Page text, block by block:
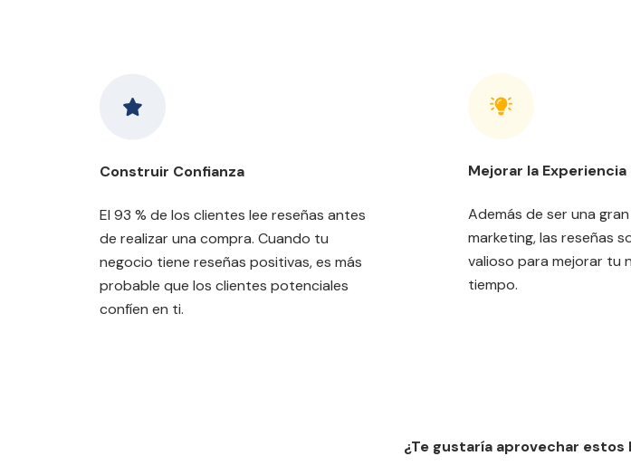
Construir Confianza
El 93 % de los clientes lee reseñas antes
de realizar una compra. Cuando tu
negocio tiene reseñas positivas, es más
probable que los clientes potenciales
confíen en ti.
Mejorar la
Además de ser una
marketing, las reseñas
valioso para mejorar tu
tiempo.
¿Te gustaría aprovechar